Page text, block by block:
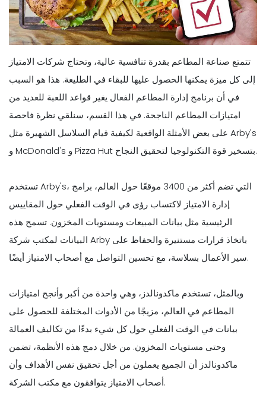
تتمتع صناعة المطاعم بقدرة تنافسية عالية، وتحتاج شركات الامتياز
إلى كل ميزة يمكنها الحصول عليها للبقاء في الطليعة. هذا هو السبب
في أن برنامج إدارة المطاعم الفعال يغير قواعد اللعبة للعديد من
امتيازات المطاعم الناجحة. في هذا القسم، سنلقي نظرة فاحصة
على بعض الأمثلة الواقعية لكيفية قيام السلاسل الشهيرة مثل Arby's
و McDonald's و Pizza Hut بتسخير قوة التكنولوجيا لتحقيق النجاح.
تستخدم Arby's، التي تضم أكثر من 3400 موقعًا حول العالم، برامج
إدارة الامتياز لاكتساب رؤى في الوقت الفعلي حول المقاييس
الرئيسية مثل بيانات المبيعات ومستويات المخزون. تسمح هذه
البيانات لمكتب شركة Arby باتخاذ قرارات مستنيرة والحفاظ على
سير الأعمال بسلاسة، مع تحسين التواصل مع أصحاب الامتياز أيضًا.
وبالمثل، تستخدم ماكدونالدز، وهي واحدة من أكبر وأنجح امتيازات
المطاعم في العالم، مزيجًا من الأدوات المختلفة للحصول على
بيانات في الوقت الفعلي حول كل شيء بدءًا من تكاليف العمالة
وحتى مستويات المخزون. من خلال دمج هذه الأنظمة، تضمن
ماكدونالدز أن الجميع يعملون من أجل تحقيق نفس الأهداف وأن
أصحاب الامتياز يتوافقون مع مكتب الشركة.